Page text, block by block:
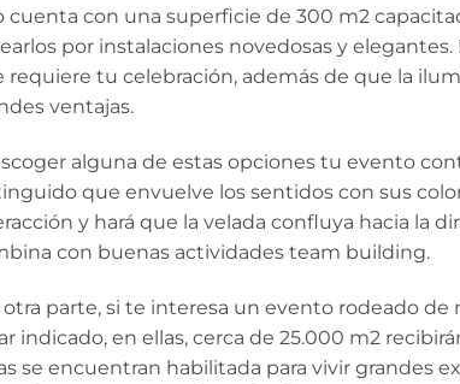
cuenta con una superficie de 300 m2
por instalaciones novedosas y
requiere tu celebración, además de que la
ventajas.
alguna de estas opciones tu evento
que envuelve los sentidos con sus
y hará que la velada confluya hacia la
con buenas actividades team building.
otra parte, si te interesa un evento rodeado de
indicado, en ellas, cerca de 25.000 m2
se encuentran habilitada para vivir grandes